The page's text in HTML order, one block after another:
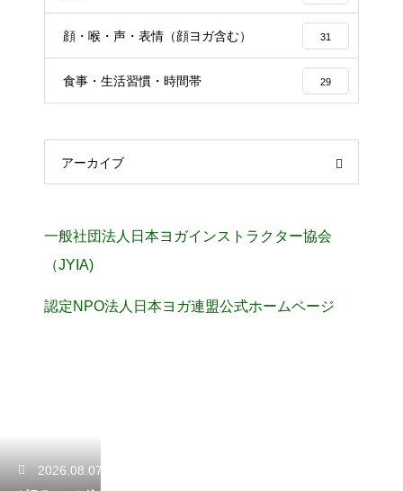
顔・喉・声・表情（顔ヨガ含む） 31
食事・生活習慣・時間帯 29
アーカイブ
一般社団法人日本ヨガインストラクター協会
（JYIA)
認定NPO法人日本ヨガ連盟公式ホームページ
2026.08.07